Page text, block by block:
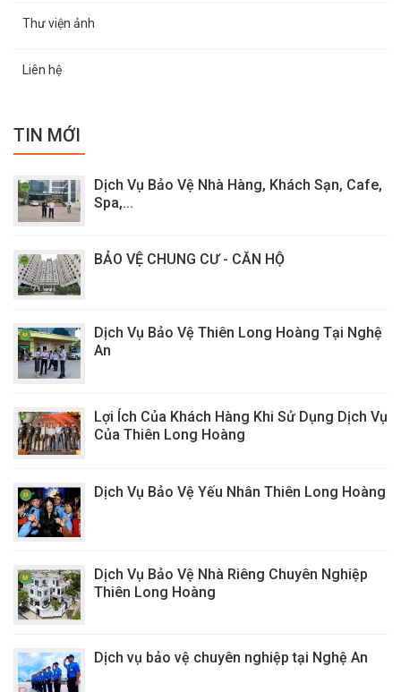
Thư viện ảnh
Liên hệ
TIN MỚI
Dịch Vụ Bảo Vệ Nhà Hàng, Khách Sạn, Cafe,
Spa,...
BẢO VỆ CHUNG CƯ - CĂN HỘ
Dịch Vụ Bảo Vệ Thiên Long Hoàng Tại Nghệ
An
Lợi Ích Của Khách Hàng Khi Sử Dụng Dịch Vụ
Của Thiên Long Hoàng
Dịch Vụ Bảo Vệ Yếu Nhân Thiên Long Hoàng
Dịch Vụ Bảo Vệ Nhà Riêng Chuyên Nghiệp
Thiên Long Hoàng
Dịch vụ bảo vệ chuyên nghiệp tại Nghệ An